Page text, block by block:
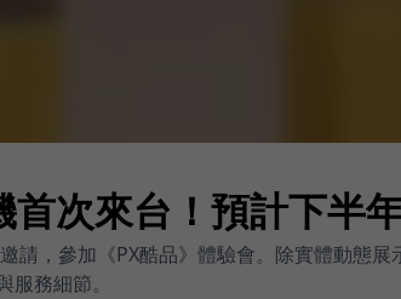
次來台！預計下半
請，參加《PX酷品》體驗會。除實體動態
務細節。